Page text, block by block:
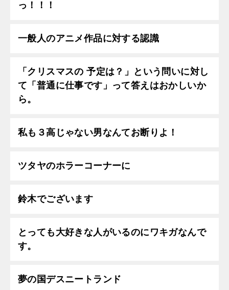
っ！！！
一般人のアニメ作品に対する認識
「クリスマスの 予定は？」という問いに対し
て「普通に仕事です」って答えはおかしいか
ら。
私も３高じゃない男なんてお断りよ！
ツタヤのホラーコーナーに
鈴木でございます
とっても大好きな人がいるのにワキガなんで
す。
夢の国デスニートランド